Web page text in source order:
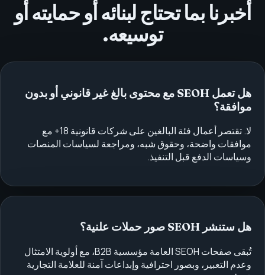
أخبرنا بما تحتاج لبنائه أو حمايته أو
توسيعه.
هل تعمل SEOH مع محتوى بالغ غير قانوني أو بدون
موافقة؟
لا. تقتصر أعمال فئة البالغين على شركات قانونية 18+ مع
موافقات واضحة، وحقوق شبه، ومراجعة لسياسات المنصات
وسياسات الدفع قبل التنفيذ.
هل ستنشر SEOH صور حملات علنية؟
تُبقى صفحات SEOH العامة مؤسسية B2B، مع أولوية الامتثال
وعدم التعبير، وبصور احترافية وإبداعات آمنة للعلامة التجارية